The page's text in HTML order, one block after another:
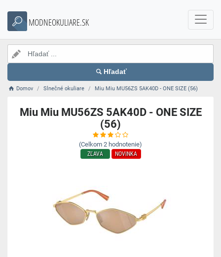
MODNEOKULIARE.SK
Hľadať
Domov Slnečné okuliare Miu Miu MU56ZS 5AK40D - ONE SIZE (56)
Miu Miu MU56ZS 5AK40D - ONE SIZE
(56)
(Celkom 2 hodnotenie)
ZĽAVA NOVINKA